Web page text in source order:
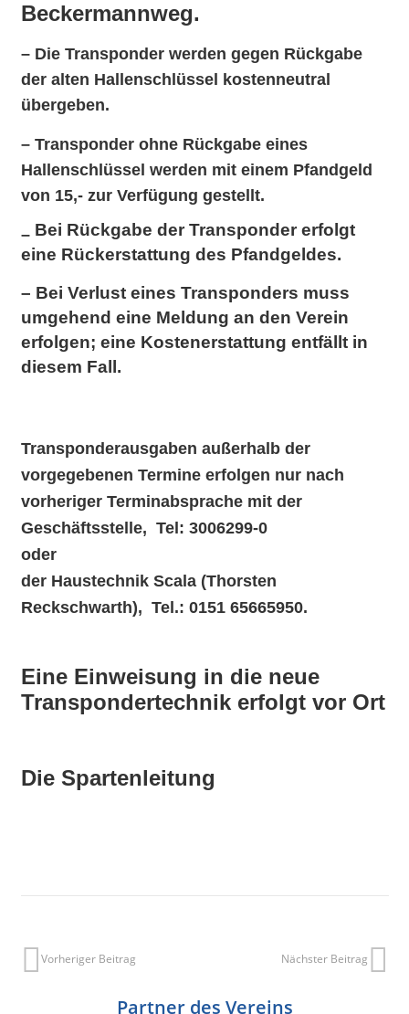
Beckermannweg.
– Die Transponder werden gegen Rückgabe
der alten Hallenschlüssel kostenneutral
übergeben.
– Transponder ohne Rückgabe eines
Hallenschlüssel werden mit einem Pfandgeld
von 15,- zur Verfügung gestellt.
– Bei Rückgabe der Transponder erfolgt
eine Rückerstattung des Pfandgeldes.
– Bei Verlust eines Transponders muss
umgehend eine Meldung an den Verein
erfolgen; eine Kostenerstattung entfällt in
diesem Fall.
Transponderausgaben außerhalb der
vorgegebenen Termine erfolgen nur nach
vorheriger Terminabsprache mit der
Geschäftsstelle, Tel: 3006299-0
oder
der Haustechnik Scala (Thorsten
Reckschwarth), Tel.: 0151 65665950.
Eine Einweisung in die neue
Transpondertechnik erfolgt vor Ort
Die Spartenleitung
Vorheriger Beitrag Nächster Beitrag
Partner des Vereins